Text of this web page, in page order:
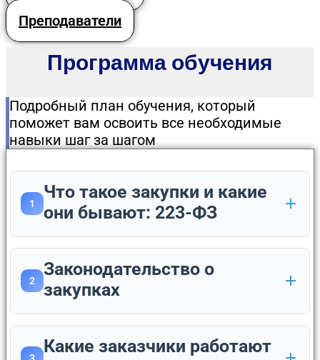
Преподаватели
Программа обучения
Подробный план обучения, который
поможет вам освоить все необходимые
навыки шаг за шагом
1
Что такое закупки и какие
они бывают: 223-ФЗ
2
Законодательство о
закупках
Какие заказчики работают